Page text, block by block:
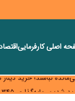
اصلیکارفرمایی
برگزار شد
میلیارد دلاری اوراسیا تا ۲۰۳۵